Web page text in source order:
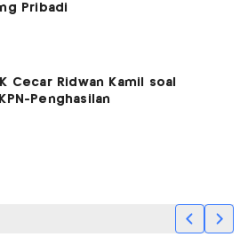
Pribadi
Cecar Ridwan Kamil soal
Penghasilan